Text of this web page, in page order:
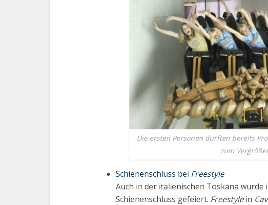
Die ersten Personen durften bereits
zum
Schienenschluss bei Freestyle
Auch in der italienischen Toskana wurde
Schienenschluss gefeiert. Freestylein